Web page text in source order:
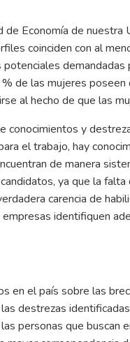
Economía de nuestra
coinciden con al
de las mujeres
al hecho de que las
conocimientos y
el trabajo, hay
de manera
ya que la
carencia de
identifiquen
en el país sobre las
destrezas
personas que buscan